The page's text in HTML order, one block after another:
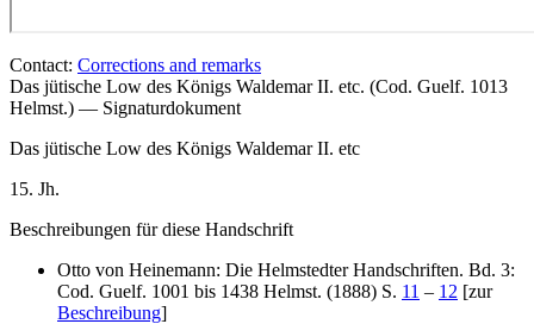
Contact: Corrections and remarks
Das jütische Low des Königs Waldemar II. etc. (Cod. Guelf. 1013
Helmst.) — Signaturdokument
Das jütische Low des Königs Waldemar II. etc
15. Jh.
Beschreibungen für diese Handschrift
Otto von Heinemann: Die Helmstedter Handschriften. Bd. 3:
Cod. Guelf. 1001 bis 1438 Helmst. (1888) S. 11 – 12 [zur
Beschreibung]